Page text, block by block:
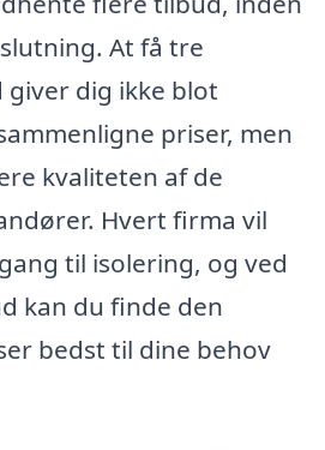
At få tre
dig ikke blot
priser, men
kvaliteten af de
Hvert firma vil
til isolering, og ved
kan du finde den
bedst til dine behov